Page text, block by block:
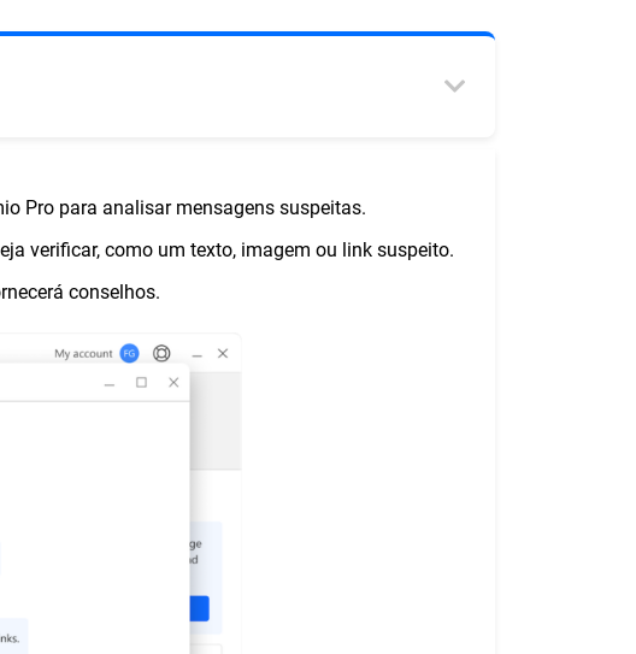
Pro para analisar mensagens suspeitas.
verificar, como um texto, imagem ou link suspeito.
conselhos.